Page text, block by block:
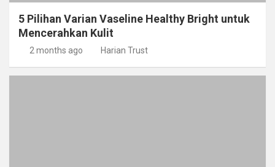
5 Pilihan Varian Vaseline Healthy Bright untuk
Mencerahkan Kulit
2 months ago Harian Trust